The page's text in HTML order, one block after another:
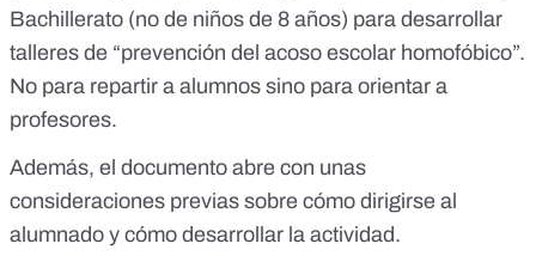
Bachillerato (no de niños de 8 años) para desarrollar
talleres de “prevención del acoso escolar homofóbico”.
No para repartir a alumnos sino para orientar a
profesores.
Además, el documento abre con unas
consideraciones previas sobre cómo dirigirse al
alumnado y cómo desarrollar la actividad.